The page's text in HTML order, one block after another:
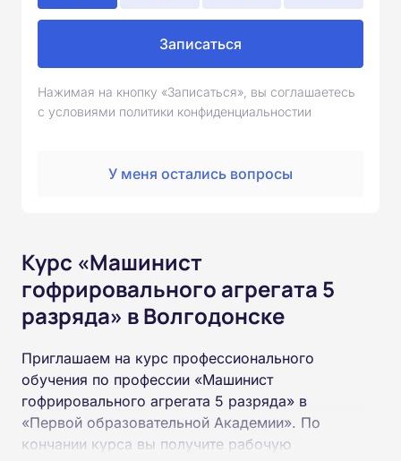
Записаться
Нажимая на кнопку «Записаться», вы соглашаетесь
с условиями политики конфиденциальностии
У меня остались вопросы
Курс «Машинист
гофрировального агрегата 5
разряда» в Волгодонске
Приглашаем на курс профессионального
обучения по профессии «Машинист
гофрировального агрегата 5 разряда» в
«Первой образовательной Академии». По
кончании курса вы получите рабочую